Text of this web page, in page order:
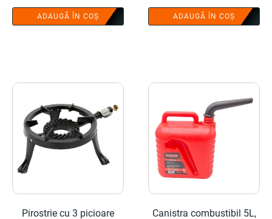
ADAUGĂ ÎN COȘ ADAUGĂ ÎN COȘ
Pirostrie cu 3 picioare
Canistra combustibil 5L,